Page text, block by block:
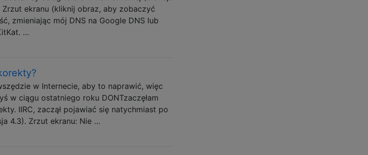
ekranu (kliknij obraz, aby zobaczyć
zmieniając mój DNS na Google DNS lub
…
w Internecie, aby to naprawić, więc
w ciągu ostatniego roku DONTzaczęłam
IIRC, zaczął pojawiać się natychmiast po
4.3). Zrzut ekranu: Nie …